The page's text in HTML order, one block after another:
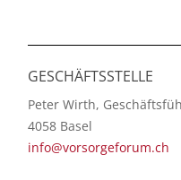
GESCHÄFTSSTELLE
Peter Wirth,
4058 Basel
info@vorsorgeforum.ch